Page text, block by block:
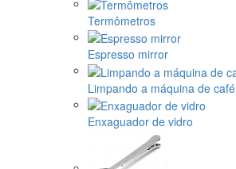
Termômetros
Espresso mirror
Limpando a máquina de café
Enxaguador de vidro